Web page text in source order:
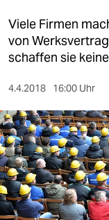
kultur
sport
berlin
nord
wahrheit
verlag
verlag
Viele Firmen
von
schaffen sie
4.4.2018 16:00 Uhr